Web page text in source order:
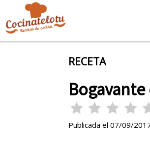
RECETA
Publicada el07/09/